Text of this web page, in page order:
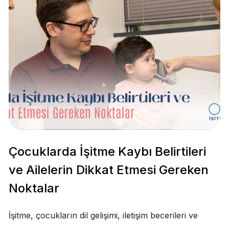
Çocuklarda İşitme Kaybı Belirtileri
ve Ailelerin Dikkat Etmesi Gereken
Noktalar
İşitme, çocukların dil gelişimi, iletişim becerileri ve